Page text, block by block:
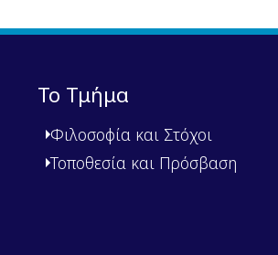
Το Τμήμα
Φιλοσοφία και Στόχοι
Τοποθεσία και Πρόσβαση